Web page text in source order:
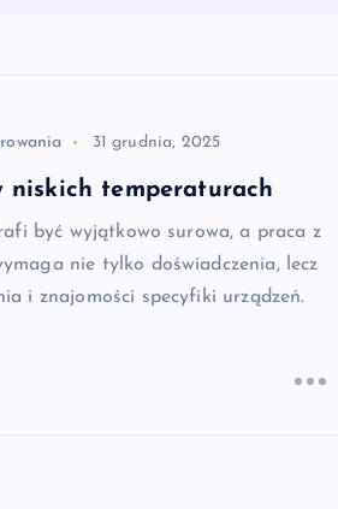
31 grudnia, 2025
niskich temperaturach
być wyjątkowo surowa, a praca z
nie tylko doświadczenia, lecz
i znajomości specyfiki urządzeń.